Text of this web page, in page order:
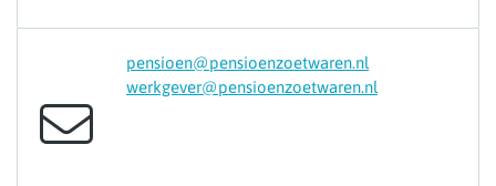
pensioen@pensioenzoetwaren.nl
werkgever@pensioenzoetwaren.nl